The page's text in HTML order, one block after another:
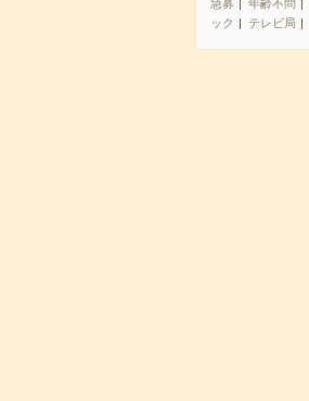
急募 年齢不問
ック
テレビ局